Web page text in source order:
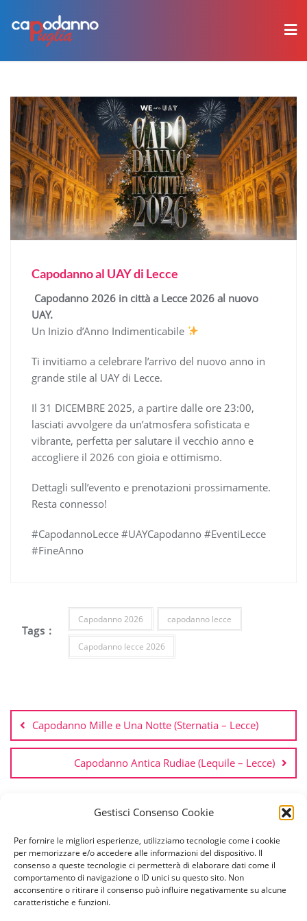
Gestisci Consenso Cookie
Per fornire le migliori esperienze, utilizziamo tecnologie come i cookie
per memorizzare e/o accedere alle informazioni del dispositivo. Il
consenso a queste tecnologie ci permetterà di elaborare dati come il
comportamento di navigazione o ID unici su questo sito. Non
acconsentire o ritirare il consenso può influire negativamente su alcune
caratteristiche e funzioni.
content
Capodanno al UAY di Lecce
Capodanno 2026 in città a Lecce 2026 al nuovo
UAY.
Un Inizio d’Anno Indimenticabile
Ti invitiamo a celebrare l’arrivo del nuovo anno in
grande stile al UAY di Lecce.
Il 31 DICEMBRE 2025, a partire dalle ore 23:00,
lasciati avvolgere da un’atmosfera sofisticata e
vibrante, perfetta per salutare il vecchio anno e
accogliere il 2026 con gioia e ottimismo.
Dettagli sull’evento e prenotazioni prossimamente.
Resta connesso!
#CapodannoLecce #UAYCapodanno #EventiLecce
#FineAnno
Tags :
Capodanno 2026 capodanno lecce
Capodanno lecce 2026
articoli
Capodanno Mille e Una Notte (Sternatia – Lecce)
Capodanno Antica Rudiae (Lequile – Lecce)
Antica Rudiae
Capodanno a Lecce
Capodanno Uay Lecce
Cenone Sangiorgio Resort